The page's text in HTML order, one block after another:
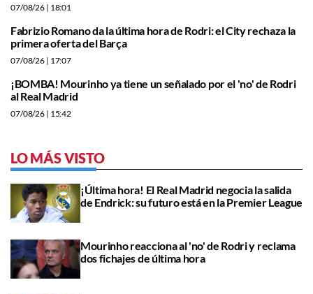
07/08/26 | 18:01
Fabrizio Romano da la última hora de Rodri: el City rechaza la
primera oferta del Barça
07/08/26 | 17:07
¡BOMBA! Mourinho ya tiene un señalado por el 'no' de Rodri
al Real Madrid
07/08/26 | 15:42
LO MÁS VISTO
¡Última hora! El Real Madrid negocia la salida
de Endrick: su futuro está en la Premier League
Mourinho reacciona al 'no' de Rodri y reclama
dos fichajes de última hora